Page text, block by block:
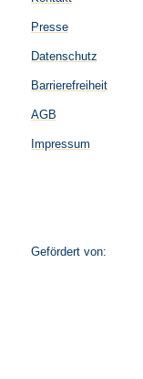
Presse
Datenschutz
Barrierefreiheit
AGB
Impressum
Gefördert von: